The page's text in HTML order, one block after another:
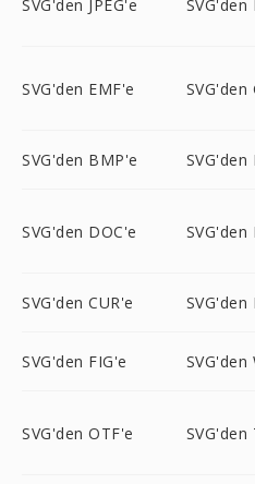
SVG'den JPEG'e SVG'den
SVG'den EMF'e SVG'den
SVG'den BMP'e SVG'den
SVG'den DOC'e SVG'den
SVG'den CUR'e SVG'den
SVG'den FIG'e SVG'den
SVG'den OTF'e SVG'den